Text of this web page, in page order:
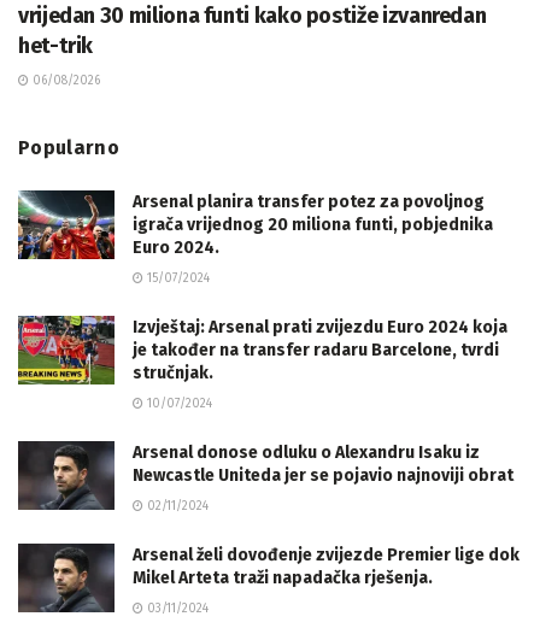
vrijedan 30 miliona funti kako postiže izvanredan
het-trik
06/08/2026
Popularno
Arsenal planira transfer potez za povoljnog
igrača vrijednog 20 miliona funti, pobjednika
Euro 2024.
15/07/2024
Izvještaj: Arsenal prati zvijezdu Euro 2024 koja
je također na transfer radaru Barcelone, tvrdi
stručnjak.
10/07/2024
Arsenal donose odluku o Alexandru Isaku iz
Newcastle Uniteda jer se pojavio najnoviji obrat
02/11/2024
Arsenal želi dovođenje zvijezde Premier lige dok
Mikel Arteta traži napadačka rješenja.
03/11/2024